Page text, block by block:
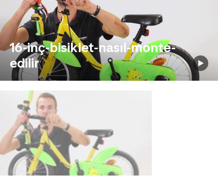
16-inç-bisiklet-nasıl-monte-
edilir